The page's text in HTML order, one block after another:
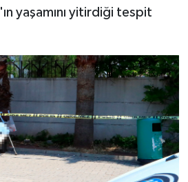
yaşamını yitirdiği tespit